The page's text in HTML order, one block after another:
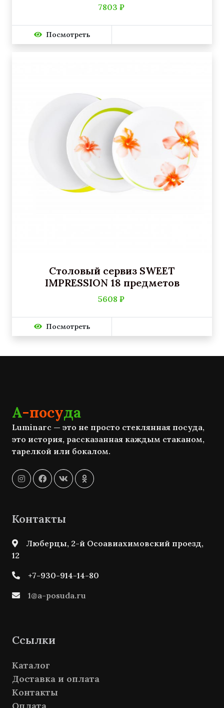
7803 ₽
Посмотреть
Столовый сервиз SWEET
IMPRESSION 18 предметов
5608 ₽
Посмотреть
А-посуда
Luminarc — это не просто стеклянная посуда,
это история, рассказанная каждым стаканом,
тарелкой или бокалом.
Контакты
Люберцы, 2-й Осоавиахимовский проезд,
12
+7-930-914-14-80
1@a-posuda.ru
Ссылки
Каталог
Доставка и оплата
Контакты
Оплата